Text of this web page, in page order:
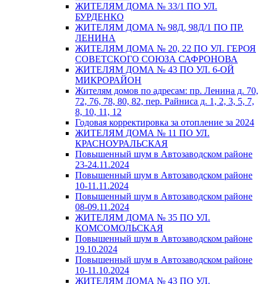
ЖИТЕЛЯМ ДОМА № 33/1 ПО УЛ.
БУРДЕНКО
ЖИТЕЛЯМ ДОМА № 98Д, 98Д/1 ПО ПР.
ЛЕНИНА
ЖИТЕЛЯМ ДОМА № 20, 22 ПО УЛ. ГЕРОЯ
СОВЕТСКОГО СОЮЗА САФРОНОВА
ЖИТЕЛЯМ ДОМА № 43 ПО УЛ. 6-ОЙ
МИКРОРАЙОН
Жителям домов по адресам: пр. Ленина д. 70,
72, 76, 78, 80, 82, пер. Райниса д. 1, 2, 3, 5, 7,
8, 10, 11, 12
Годовая корректировка за отопление за 2024
ЖИТЕЛЯМ ДОМА № 11 ПО УЛ.
КРАСНОУРАЛЬСКАЯ
Повышенный шум в Автозаводском районе
23-24.11.2024
Повышенный шум в Автозаводском районе
10-11.11.2024
Повышенный шум в Автозаводском районе
08-09.11.2024
ЖИТЕЛЯМ ДОМА № 35 ПО УЛ.
КОМСОМОЛЬСКАЯ
Повышенный шум в Автозаводском районе
19.10.2024
Повышенный шум в Автозаводском районе
10-11.10.2024
ЖИТЕЛЯМ ДОМА № 43 ПО УЛ.